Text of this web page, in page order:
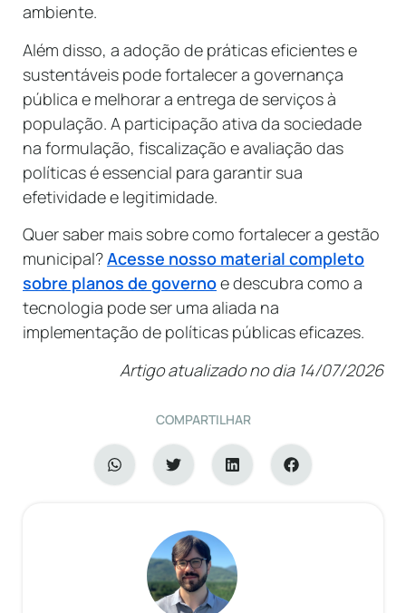
ambiente.
Além disso, a adoção de práticas eficientes e
sustentáveis pode fortalecer a governança
pública e melhorar a entrega de serviços à
população. A participação ativa da sociedade
na formulação, fiscalização e avaliação das
políticas é essencial para garantir sua
efetividade e legitimidade.
Quer saber mais sobre como fortalecer a gestão
municipal?Acesse nosso material completo
sobre planos de governoe descubra como a
tecnologia pode ser uma aliada na
implementação de políticas públicas eficazes.
Artigo atualizado no dia 14/07/2026
COMPARTILHAR